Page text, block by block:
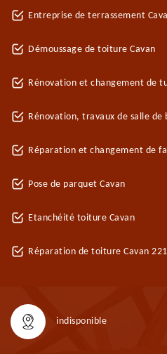
Entreprise de terrassement
Démoussage de toiture Cavan
Rénovation et changement de
Rénovation, travaux de salle de
Réparation et changement de
Pose de parquet Cavan
Etanchéité toiture Cavan
Réparation de toiture Cavan
indisponible